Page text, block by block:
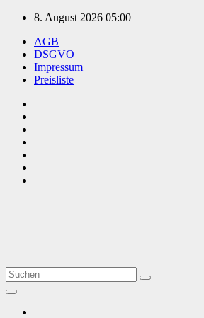
Zum
springen
8. August 2026 05:00
AGB
DSGVO
Impressum
Preisliste